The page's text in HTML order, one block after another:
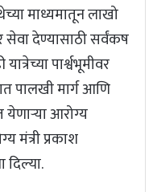
माध्यमातून लाखो
सेवा देण्यासाठी सर्वंकष
पार्श्वभूमीवर
पालखी मार्ग आणि
आरोग्य
मंत्री प्रकाश